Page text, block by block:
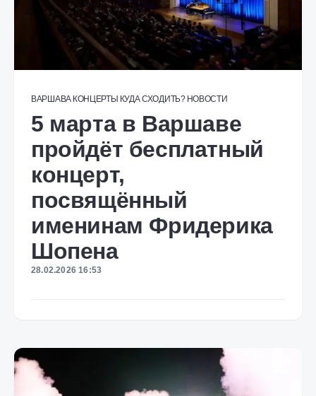
ВАРШАВА КОНЦЕРТЫ КУДА СХОДИТЬ? НОВОСТИ
5 марта в Варшаве
пройдёт бесплатный
концерт,
посвящённый
именинам Фридерика
Шопена
28.02.2026 16:53